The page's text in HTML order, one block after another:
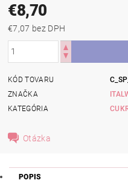
€8,70
€7,07 bez DPH
KÓD TOVARU
ZNAČKA
KATEGÓRIA
Otázka
POPIS